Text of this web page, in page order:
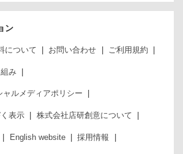
ン
について お問い合わせ ご利用規約
み
ルメディアポリシー
表示 株式会社店研創意について
English website 採用情報